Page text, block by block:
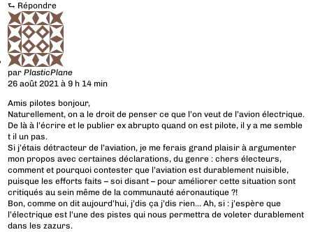
⮑ Répondre
parPlasticPlane
26 août 2021 à 9 h 14 min
Amis pilotes bonjour,
Naturellement, on a le droit de penser ce que l’on veut de l’avion électrique.
De là à l’écrire et le publier ex abrupto quand on est pilote, il y a me semble
t il un pas.
Si j’étais détracteur de l’aviation, je me ferais grand plaisir à argumenter
mon propos avec certaines déclarations, du genre : chers électeurs,
comment et pourquoi contester que l’aviation est durablement nuisible,
puisque les efforts faits – soi disant – pour améliorer cette situation sont
critiqués au sein même de la communauté aéronautique ?!
Bon, comme on dit aujourd’hui, j’dis ça j’dis rien… Ah, si : j’espère que
l’électrique est l’une des pistes qui nous permettra de voleter durablement
dans les zazurs.